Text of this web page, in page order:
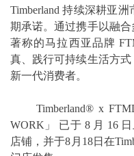
Timberland 持续深耕亚
期承诺。通过携手以融
著称的马拉西亚品牌
真、践行可持续生活方
新一代消费者。
Timberland® x
WORK」 已于 8 月 16 日
店铺，并于8月18日在